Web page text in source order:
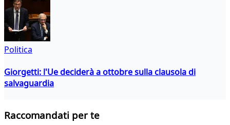
Politica
Giorgetti: l'Ue deciderà a ottobre sulla clausola di
salvaguardia
Raccomandati per te